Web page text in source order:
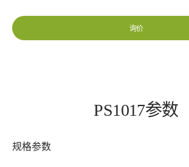
询价
PS1017参数
规格参数